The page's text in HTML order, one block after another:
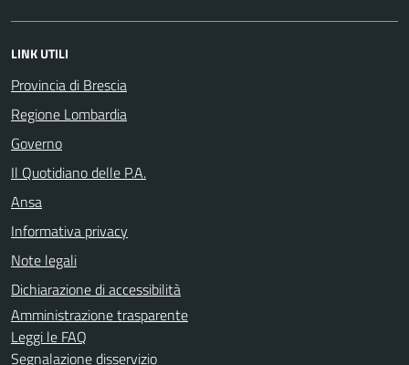
LINK UTILI
Provincia di Brescia
Regione Lombardia
Governo
Il Quotidiano delle P.A.
Ansa
Informativa privacy
Note legali
Dichiarazione di accessibilità
Amministrazione trasparente
Leggi le FAQ
Segnalazione disservizio